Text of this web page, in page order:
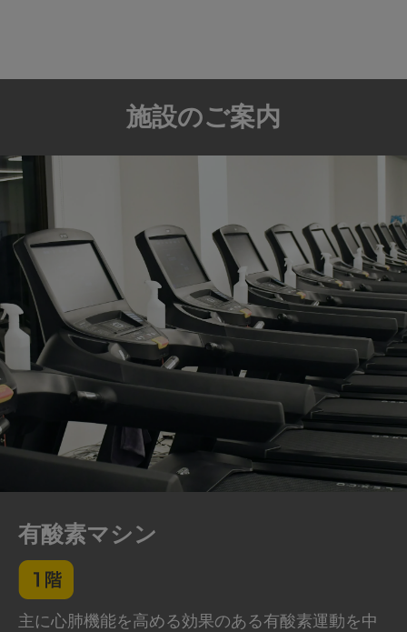
施設のご案内
有酸素マシン
主に心肺機能を高める効果のある有酸素運動を中